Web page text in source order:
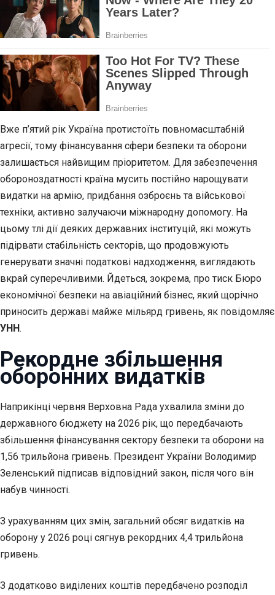
Вже п’ятий рік Україна протистоїть повномасштабній
агресії, тому фінансування сфери безпеки та оборони
залишається найвищим пріоритетом. Для забезпечення
обороноздатності країна мусить постійно нарощувати
видатки на армію, придбання озброєнь та військової
техніки, активно залучаючи міжнародну допомогу. На
цьому тлі дії деяких державних інституцій, які можуть
підірвати стабільність секторів, що продовжують
генерувати значні податкові надходження, виглядають
вкрай суперечливими. Йдеться, зокрема, про тиск Бюро
економічної безпеки на авіаційний бізнес, який щорічно
приносить державі майже мільярд гривень, як повідомляє
УНН.
Рекордне збільшення
оборонних видатків
Наприкінці червня Верховна Рада ухвалила зміни до
державного бюджету на 2026 рік, що передбачають
збільшення фінансування сектору безпеки та оборони на
1,56 трильйона гривень. Президент України Володимир
Зеленський підписав відповідний закон, після чого він
набув чинності.
З урахуванням цих змін, загальний обсяг видатків на
оборону у 2026 році сягнув рекордних 4,4 трильйона
гривень.
З додатково виділених коштів передбачено розподіл